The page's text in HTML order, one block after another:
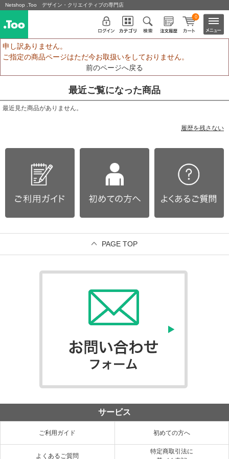
Netshop .Too デザイン・クリエイティブの専門店
0
申し訳ありません。
ご指定の商品ページはただ今お取扱いをしておりません。
前のページへ戻る
最近ご覧になった商品
最近見た商品がありません。
履歴を残さない
PAGE TOP
サービス
ご利用ガイド 初めての方へ
よくあるご質問
特定商取引法に